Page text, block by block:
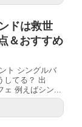
ドは救世
＆おすすめ
ト シングルバ
してる？ 出
例えばシン...